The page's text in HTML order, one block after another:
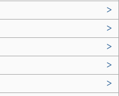
>
>
>
>
>